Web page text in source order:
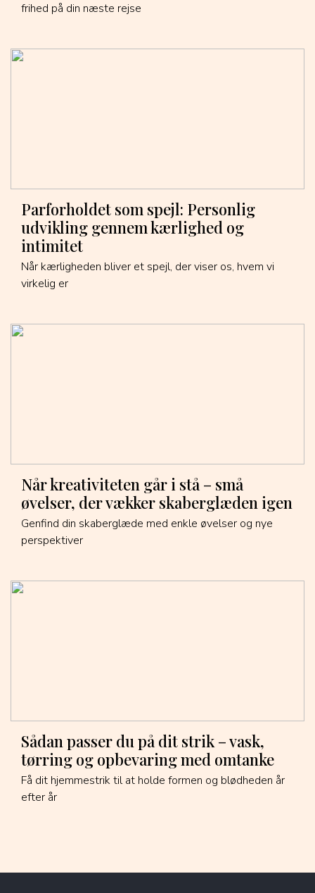
frihed på din næste rejse
Parforholdet som spejl: Personlig
udvikling gennem kærlighed og
intimitet
Når kærligheden bliver et spejl, der viser os, hvem vi
virkelig er
Når kreativiteten går i stå – små
øvelser, der vækker skaberglæden igen
Genfind din skaberglæde med enkle øvelser og nye
perspektiver
Sådan passer du på dit strik – vask,
tørring og opbevaring med omtanke
Få dit hjemmestrik til at holde formen og blødheden år
efter år